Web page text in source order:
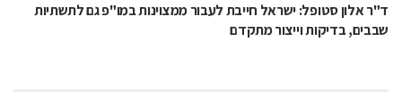
ד"ר אלון סטופל: ישראל חייבת לעבור ממצוינות במו"פ גם לתשתיות
שבבים, בדיקות וייצור מתקדם